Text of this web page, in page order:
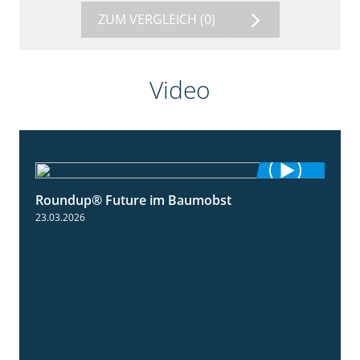
ZUM VERGLEICH (0)
Video
Roundup® Future im Baumobst
23.03.2026